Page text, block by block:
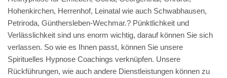
Hohenkirchen, Herrenhof, Leinatal wie auch Schwabhausen,
Petriroda, Günthersleben-Wechmar.? Pünktlichkeit und
Verlässlichkeit sind uns enorm wichtig, darauf können Sie sich
verlassen. So wie es Ihnen passt, können Sie unsere
Spirituelles Hypnose Coachings verknüpfen. Unsere
Rückführungen, wie auch andere Dienstleistungen können zu